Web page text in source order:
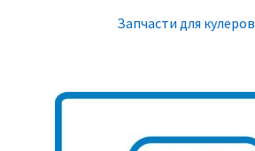
Запчасти для кулеров